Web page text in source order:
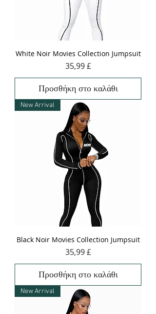
White Noir Movies Collection Jumpsuit
Τιμή
35,99 £
Προσθήκη στο καλάθι
New Arrival
Black Noir Movies Collection Jumpsuit
Τιμή
35,99 £
Προσθήκη στο καλάθι
New Arrival